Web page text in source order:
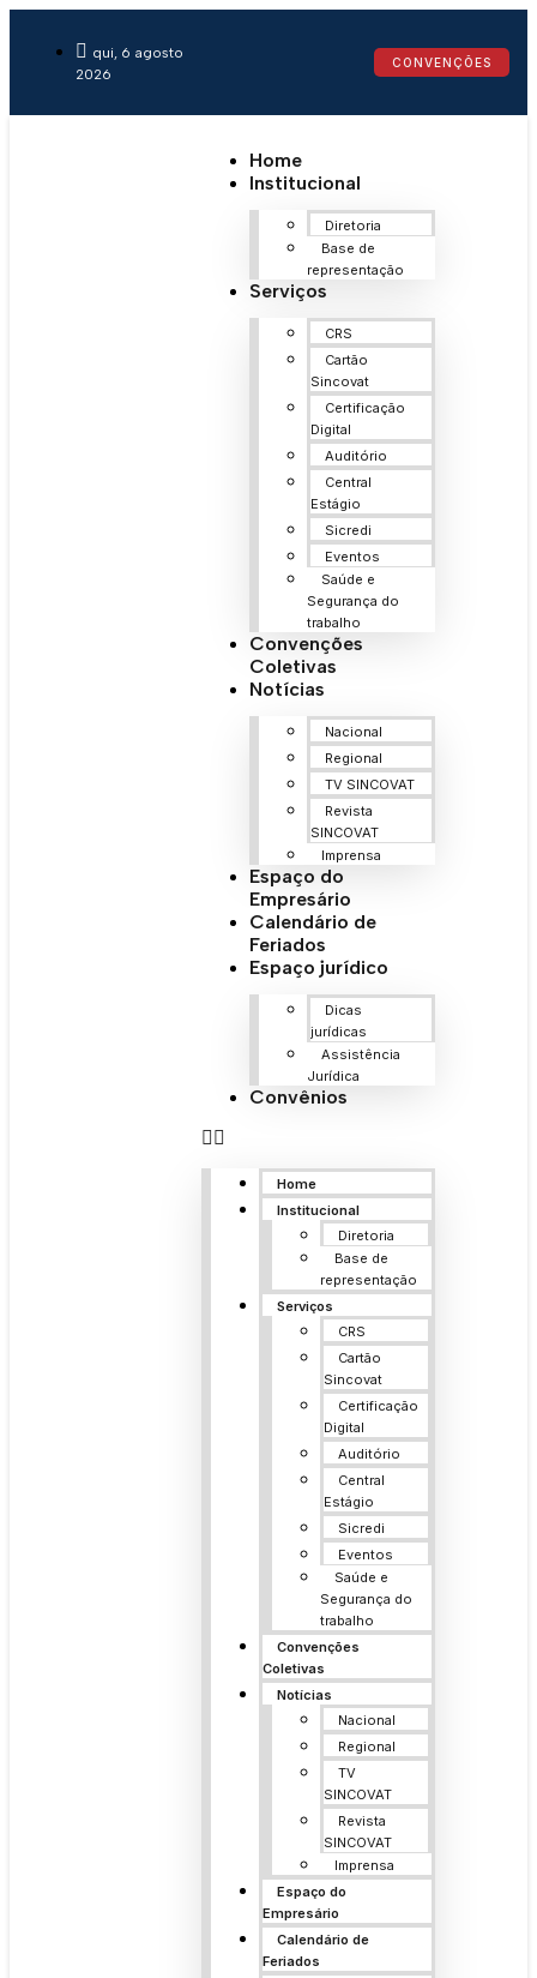
qui, 6 agosto
2026
CONVENÇÕES
Home
Institucional
Diretoria
Base de
representação
Serviços
CRS
Cartão
Sincovat
Certificação
Digital
Auditório
Central
Estágio
Sicredi
Eventos
Saúde e
Segurança do
trabalho
Convenções
Coletivas
Notícias
Nacional
Regional
TV SINCOVAT
Revista
SINCOVAT
Imprensa
Espaço do
Empresário
Calendário de
Feriados
Espaço jurídico
Dicas
jurídicas
Assistência
Jurídica
Convênios
Home
Institucional
Diretoria
Base de
representação
Serviços
CRS
Cartão
Sincovat
Certificação
Digital
Auditório
Central
Estágio
Sicredi
Eventos
Saúde e
Segurança do
trabalho
Convenções
Coletivas
Notícias
Nacional
Regional
TV
SINCOVAT
Revista
SINCOVAT
Imprensa
Espaço do
Empresário
Calendário de
Feriados